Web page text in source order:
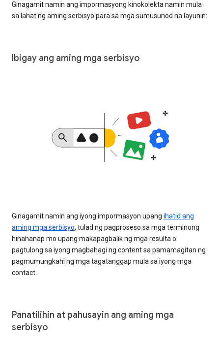
Ginagamit namin ang impormasyong kinokolekta namin mula
sa lahat ng aming serbisyo para sa mga sumusunod na layunin:
Ibigay ang aming mga serbisyo
Ginagamit namin ang iyong impormasyon upang ihatid ang
aming mga serbisyo, tulad ng pagproseso sa mga terminong
hinahanap mo upang makapagbalik ng mga resulta o
pagtulong sa iyong magbahagi ng content sa pamamagitan ng
pagmumungkahi ng mga tagatanggap mula sa iyong mga
contact.
Panatilihin at pahusayin ang aming mga
serbisyo